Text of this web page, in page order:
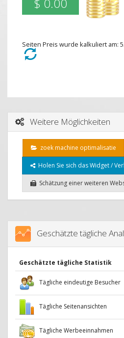
Seiten Preis wurde kalkuliert am:
Weitere Möglichkeiten
zoek machine optimalisatie
Holen Sie sich das Widget /
Schätzung einer weiteren
Geschätzte tägliche
Geschätzte tägliche Statistik
Tägliche eindeutige Besucher
Tägliche Seitenansichten
Tägliche Werbeeinnahmen